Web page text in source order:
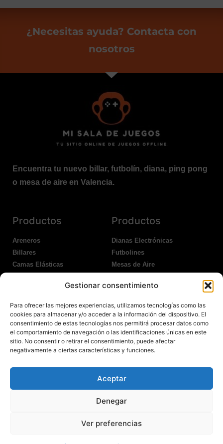
Gestionar consentimiento
Para ofrecer las mejores experiencias, utilizamos tecnologías como las
cookies para almacenar y/o acceder a la información del dispositivo. El
consentimiento de estas tecnologías nos permitirá procesar datos como
el comportamiento de navegación o las identificaciones únicas en este
sitio. No consentir o retirar el consentimiento, puede afectar
negativamente a ciertas características y funciones.
Aceptar
Denegar
Ver preferencias
¿Necesitas ayuda? Contacta con
nosotros
Encuentra tu nuevo billar, futbolín, diana, ping pong
o mesa de aire en Valencia.
Productos
Areneros
Billares
Camas Elásticas
Productos
Dianas Electrónicas
Futbolines
Mesas de Aire
Ping Pong Exterior
Nosotros
Atención al Cliente
Garantías
Contacto
Política Devoluciones
Legales
Aviso Legal
Política de Privacidad
Política de Cookies
Polítíca de RRSS